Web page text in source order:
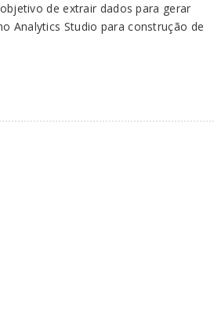
de extrair dados para gerar
Analytics Studio para construção de